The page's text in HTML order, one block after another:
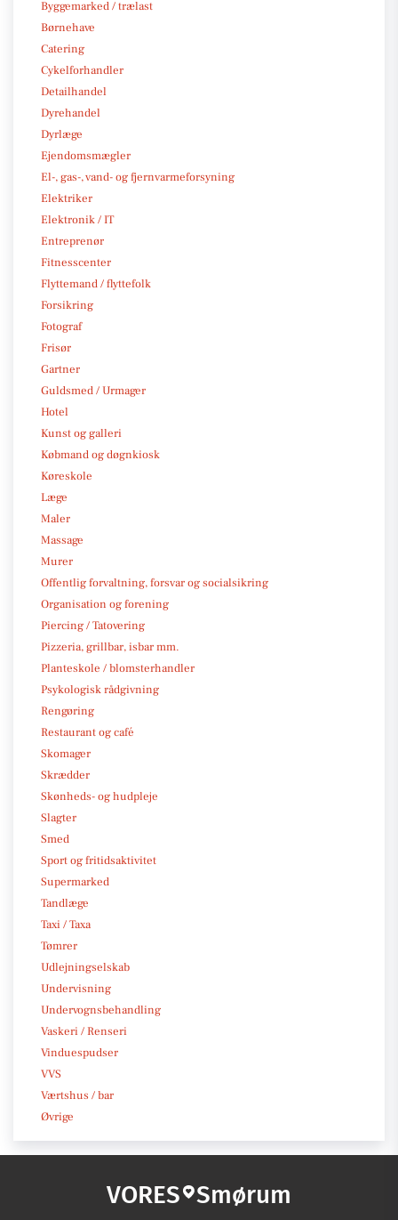
Byggemarked / trælast
Børnehave
Catering
Cykelforhandler
Detailhandel
Dyrehandel
Dyrlæge
Ejendomsmægler
El-, gas-, vand- og fjernvarmeforsyning
Elektriker
Elektronik / IT
Entreprenør
Fitnesscenter
Flyttemand / flyttefolk
Forsikring
Fotograf
Frisør
Gartner
Guldsmed / Urmager
Hotel
Kunst og galleri
Købmand og døgnkiosk
Køreskole
Læge
Maler
Massage
Murer
Offentlig forvaltning, forsvar og socialsikring
Organisation og forening
Piercing / Tatovering
Pizzeria, grillbar, isbar mm.
Planteskole / blomsterhandler
Psykologisk rådgivning
Rengøring
Restaurant og café
Skomager
Skrædder
Skønheds- og hudpleje
Slagter
Smed
Sport og fritidsaktivitet
Supermarked
Tandlæge
Taxi / Taxa
Tømrer
Udlejningselskab
Undervisning
Undervognsbehandling
Vaskeri / Renseri
Vinduespudser
VVS
Værtshus / bar
Øvrige
VORES Smørum